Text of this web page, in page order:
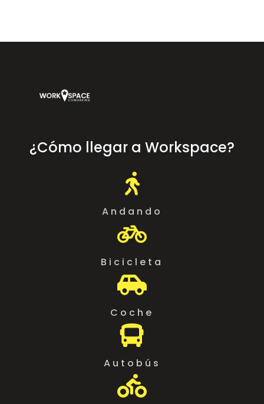
¿Cómo llegar a Workspace?

Andando

Bicicleta

Coche

Autobús
